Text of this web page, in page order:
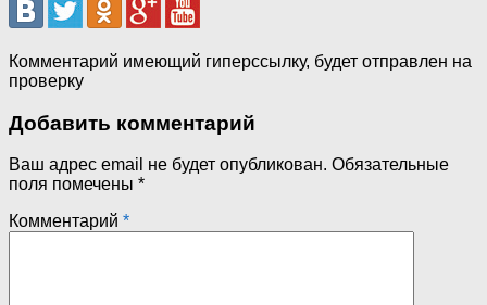
Комментарий имеющий гиперссылку, будет отправлен на
проверку
Добавить комментарий
Ваш адрес email не будет опубликован. Обязательные
поля помечены *
Комментарий *